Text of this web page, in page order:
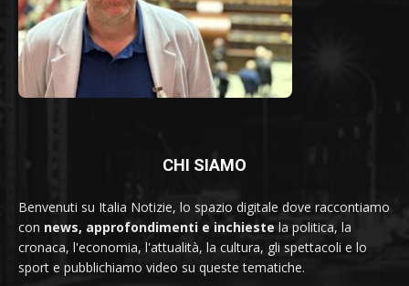
CHI SIAMO
Benvenuti su Italia Notizie, lo spazio digitale dove raccontiamo
con news, approfondimenti e inchieste la politica, la
cronaca, l'economia, l'attualità, la cultura, gli spettacoli e lo
sport e pubblichiamo video su queste tematiche.